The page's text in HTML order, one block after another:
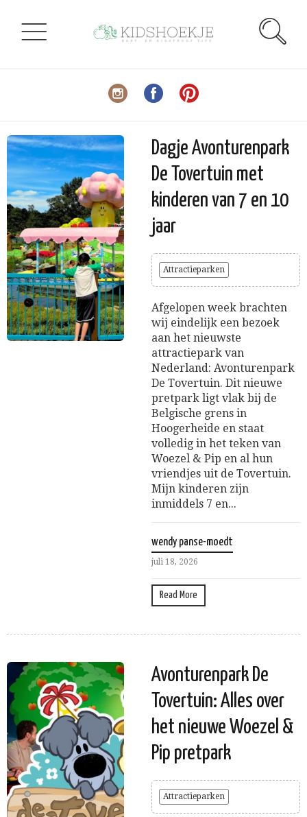
Dagje Avonturenpark
De Tovertuin met
kinderen van 7 en 10
jaar
Attractieparken
Afgelopen week brachten
wij eindelijk een bezoek
aan het nieuwste
attractiepark van
Nederland: Avonturenpark
De Tovertuin. Dit nieuwe
pretpark ligt vlak bij de
Belgische grens in
Hoogerheide en staat
volledig in het teken van
Woezel & Pip en al hun
vriendjes uit de Tovertuin.
Mijn kinderen zijn
inmiddels 7 en...
wendy panse-moedt
juli 18, 2026
Read More
Avonturenpark De
Tovertuin: Alles over
het nieuwe Woezel &
Pip pretpark
Attractieparken